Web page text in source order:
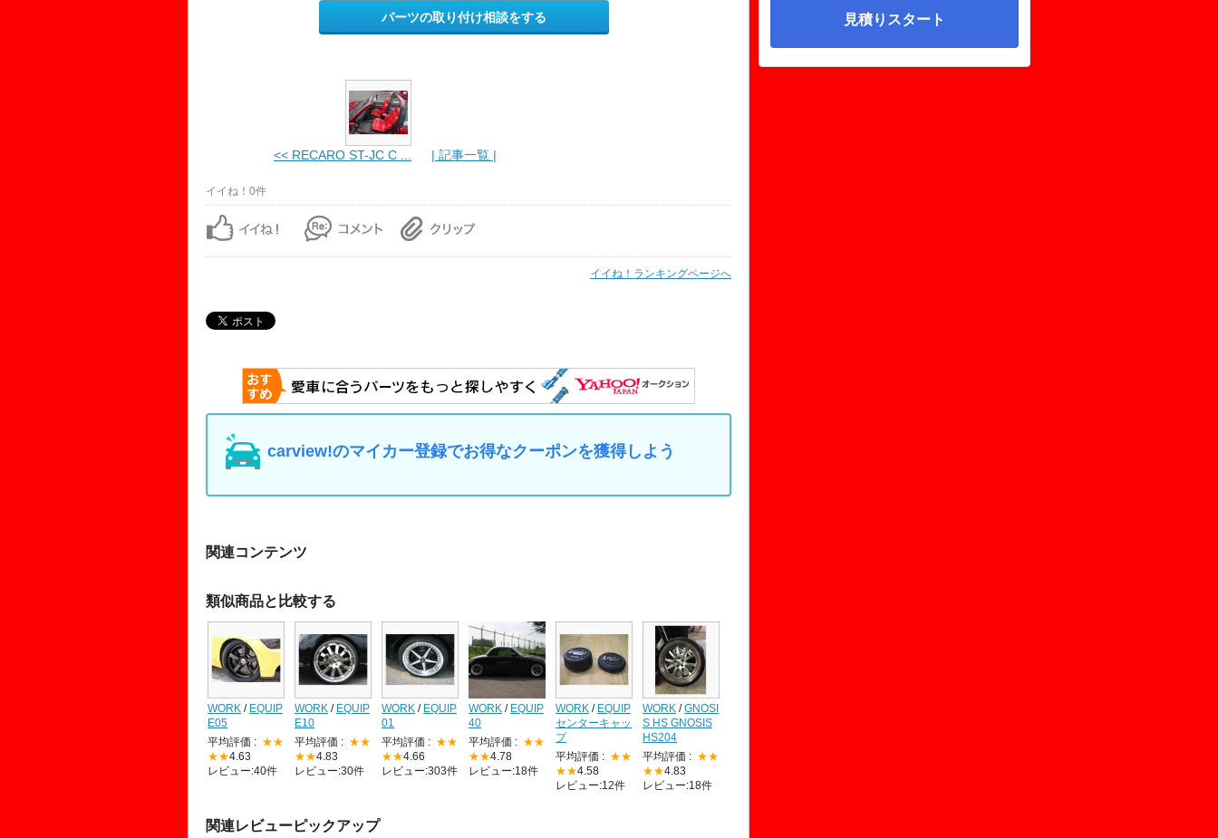
パーツの取り付け相談をする
<< RECARO ST-JC C ... | 記事一覧 |
イイね！0件
イイね！ランキングページへ
carview!のマイカー登録でお得なクーポンを獲得しよう
関連コンテンツ
類似商品と比較する
WORK / EQUIP
E05
平均評価 : ★★
★★4.63
レビュー:40件
WORK / EQUIP
E10
平均評価 : ★★
★★4.83
レビュー:30件
WORK / EQUIP
01
平均評価 : ★★
★★4.66
レビュー:303件
WORK / EQUIP
40
平均評価 : ★★
★★4.78
レビュー:18件
WORK / EQUIP
センターキャッ
プ
平均評価 : ★★
★★4.58
レビュー:12件
WORK /GNOSI
S HS GNOSIS
HS204
平均評価 : ★★
★★4.83
レビュー:18件
関連レビューピックアップ
見積りスタート